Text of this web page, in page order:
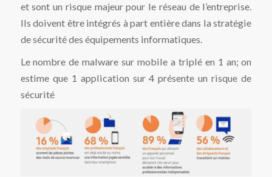
et sont un risque majeur pour le réseau de l’entreprise.
Ils doivent être intégrés à part entière dans la stratégie
de sécurité des équipements informatiques.
Le nombre de malware sur mobile a triplé en 1 an; on
estime que 1 application sur 4 présente un risque de
sécurité